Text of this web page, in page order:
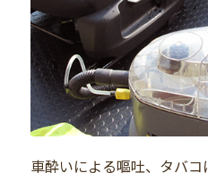
車酔いによる嘔吐、タバ